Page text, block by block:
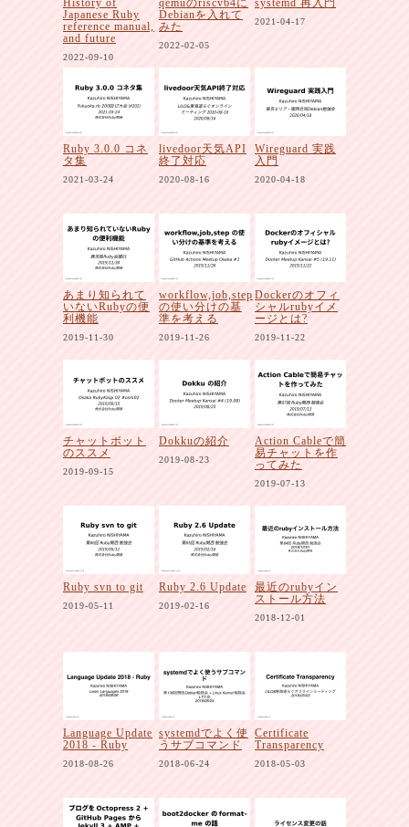
History of
Japanese Ruby
reference manual,
and future
2022-09-10
qemuのriscv64に
Debianを入れて
みた
2022-02-05
systemd 再入門
2021-04-17
Ruby 3.0.0 コネ
タ集
2021-03-24
livedoor天気API
終了対応
2020-08-16
Wireguard 実践
入門
2020-04-18
あまり知られて
いないRubyの便
利機能
2019-11-30
workflow,job,step
の使い分けの基
準を考える
2019-11-26
Dockerのオフィ
シャルrubyイメ
ージとは?
2019-11-22
チャットボット
のススメ
2019-09-15
Dokkuの紹介
2019-08-23
Action Cableで簡
易チャットを作
ってみた
2019-07-13
Ruby svn to git
2019-05-11
Ruby 2.6 Update
2019-02-16
最近のrubyイン
ストール方法
2018-12-01
Language Update
2018 - Ruby
2018-08-26
systemdでよく使
うサブコマンド
2018-06-24
Certificate
Transparency
2018-05-03